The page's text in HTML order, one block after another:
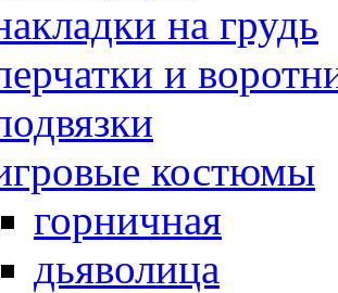
на грудь
и
костюмы
горничная
дьяволица